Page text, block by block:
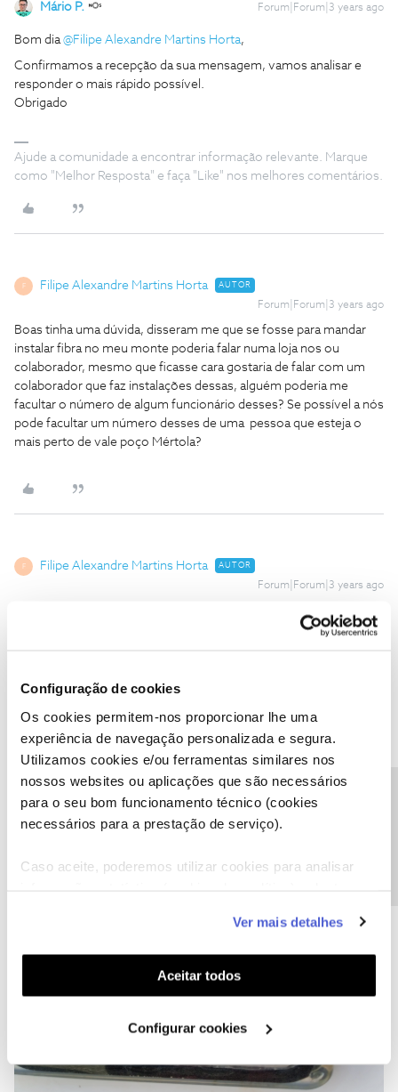
Configuração de cookies
Os cookies permitem-nos proporcionar lhe uma
experiência de navegação personalizada e segura.
Utilizamos cookies e/ou ferramentas similares nos
nossos websites ou aplicações que são necessários
para o seu bom funcionamento técnico (cookies
necessários para a prestação de serviço).
Caso aceite, poderemos utilizar cookies para analisar
funcionalidades (cookies de personalização e
funcionalidade) e adaptar anúncios aos seus interesses
(cookies de publicidade personalizada). Pode gerir a
utilização dos cookies clicando em "Configurar
Ver mais detalhes
Aceitar todos
Configurar cookies
Mário P. Forum|Forum|3 years ago
Bom dia@Filipe Alexandre Martins Horta,
Confirmamos a recepção da sua mensagem, vamos analisar e
responder o mais rápido possível.
Obrigado
Ajude a comunidade a encontrar informação relevante. Marque
como "Melhor Resposta" e faça "Like" nos melhores comentários.
F Filipe Alexandre Martins Horta AUTOR
Forum|Forum|3 years ago
Boas tinha uma dúvida, disseram me que se fosse para mandar
instalar fibra no meu monte poderia falar numa loja nos ou
colaborador, mesmo que ficasse cara gostaria de falar com um
colaborador que faz instalações dessas, alguém poderia me
facultar o número de algum funcionário desses? Se possível a nós
pode facultar um número desses de uma pessoa que esteja o
mais perto de vale poço Mértola?
F Filipe Alexandre Martins Horta AUTOR
Forum|Forum|3 years ago